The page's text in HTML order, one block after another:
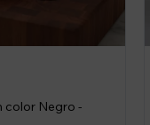
color Negro -